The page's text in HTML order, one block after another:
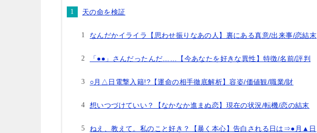
天の命を検証
なんだかイライラ【思わせ振りなあの人】裏にある真意/出来事/恋結末
「●●」さんだったんだ……【今あなたを好きな異性】特徴/名前/評判
○月△日電撃入籍!?【運命の相手徹底解析】容姿/価値観/職業/財
想いつづけていい？【なかなか進まぬ恋】現在の状況/転機/恋の結末
ねえ、教えて。私のこと好き？【暴く本心】告白される日は⇒●月▲日